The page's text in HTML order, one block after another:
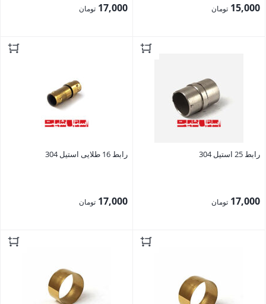
15,000 تومان 17,000 تومان
رابط 25 استیل 304
17,000 تومان
رابط 16 طلایی استیل 304
17,000 تومان